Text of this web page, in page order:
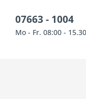
07663 - 1004
Mo - Fr. 08:00 -